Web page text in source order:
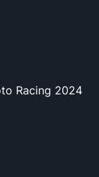
Racing 2024